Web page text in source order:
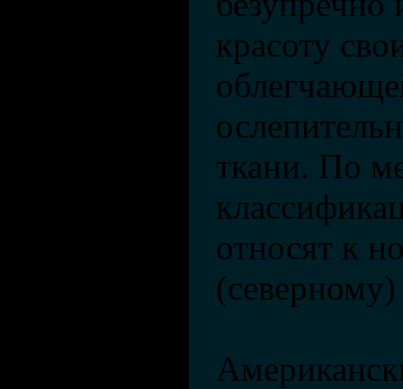
красоту
ткани. По
относят к